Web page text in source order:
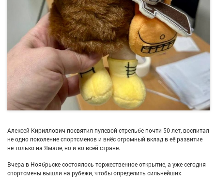
Алексей Кириллович посвятил пулевой стрельбе почти 50 лет, воспитал
не одно поколение спортсменов и внёс огромный вклад в её развитие
не только на Ямале, но и во всей стране.
Вчера в Ноябрьске состоялось торжественное открытие, а уже сегодня
спортсмены вышли на рубежи, чтобы определить сильнейших.